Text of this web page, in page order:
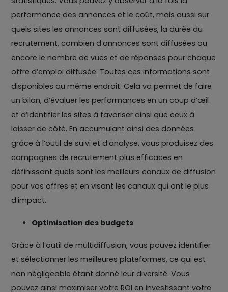
performance des annonces et le coût, mais aussi sur
quels sites les annonces sont diffusées, la durée du
recrutement, combien d’annonces sont diffusées ou
encore le nombre de vues et de réponses pour chaque
offre d’emploi diffusée. Toutes ces informations sont
disponibles au même endroit. Cela va permet de faire
un bilan, d’évaluer les performances en un coup d’œil
et d’identifier les sites à favoriser ainsi que ceux à
laisser de côté. En accumulant ainsi des données
grâce à l’outil de suivi et d’analyse, vous produisez des
campagnes de recrutement plus efficaces en
définissant quels sont les meilleurs canaux de diffusion
pour vos offres et en visant les canaux qui ont le plus
d’impact.
Optimisation des budgets
Grâce à l’outil de multidiffusion, vous pouvez identifier
et sélectionner les meilleures plateformes, ce qui est
non négligeable étant donné leur diversité. Vous
pouvez ainsi maximiser votre ROI en investissant votre